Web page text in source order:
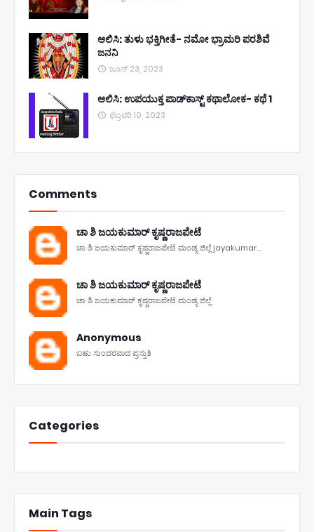
ಆಲಿಸಿ: ತುಳು ಭಕ್ತಿಗೀತೆ- ನಮೋ ಭ್ರಾಮರಿ ಪರಶಿವೆ
ಜನನಿ
ಜೂನ್ 23, 2023
ಆಲಿಸಿ: ಉಪಯುಕ್ತ ಪಾಡ್‌ಕಾಸ್ಟ್‌ ಕಥಾಲೋಕ- ಕಥೆ 1
ಫೆಬ್ರವರಿ 10, 2023
Comments
ಚಾ ಶಿ ಜಯಕುಮಾರ್ ಕೃಷ್ಣರಾಜಪೇಟೆ
ಚಾ ಶಿ ಜಯಕುಮಾರ್ ಕೃಷ್ಣರಾಜಪೇಟೆ ಮಂಡ್ಯ ಜಿಲ್ಲೆ jayakumar...
ಚಾ ಶಿ ಜಯಕುಮಾರ್ ಕೃಷ್ಣರಾಜಪೇಟೆ
ಚಾ ಶಿ ಜಯಕುಮಾರ್ ಕೃಷ್ಣರಾಜಪೇಟೆ ಮಂಡ್ಯ ಜಿಲ್ಲೆ
Anonymous
ಬಹು ಸುಂದರವಾದ ಪ್ರಸ್ತುತಿ
Categories
Main Tags